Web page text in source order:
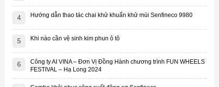
4 Hướng dẫn thao tác chai khử khuẩn khử mùi Senfineco 9980
5 Khi nào cần vệ sinh kim phun ô tô
6
Công ty AI VINA – Đơn Vị Đồng Hành chương trình FUN WHEELS
FESTIVAL – Hạ Long 2024